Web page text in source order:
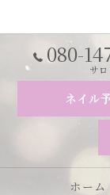
080-
サ
ネイル
ホーム